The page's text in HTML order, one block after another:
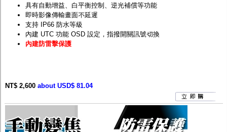
具有自動增益、白平衡控制、逆光補償等功能
即時影像傳輸畫面不延遲
支持 IP66 防水等級
內建 UTC 功能 OSD 設定，指撥開關訊號切換
內建防雷擊保護
NT$ 2,600 about USD$ 81.04